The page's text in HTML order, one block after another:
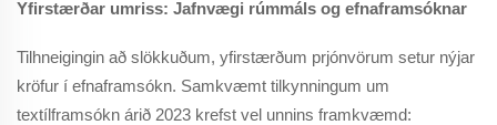
Yfirstærðar umriss: Jafnvægi rúmmáls og efnaframsóknar
Tilhneigingin að slökkuðum, yfirstærðum prjónvörum setur nýjar
kröfur í efnaframsókn. Samkvæmt tilkynningum um
textílframsókn árið 2023 krefst vel unnins framkvæmd: